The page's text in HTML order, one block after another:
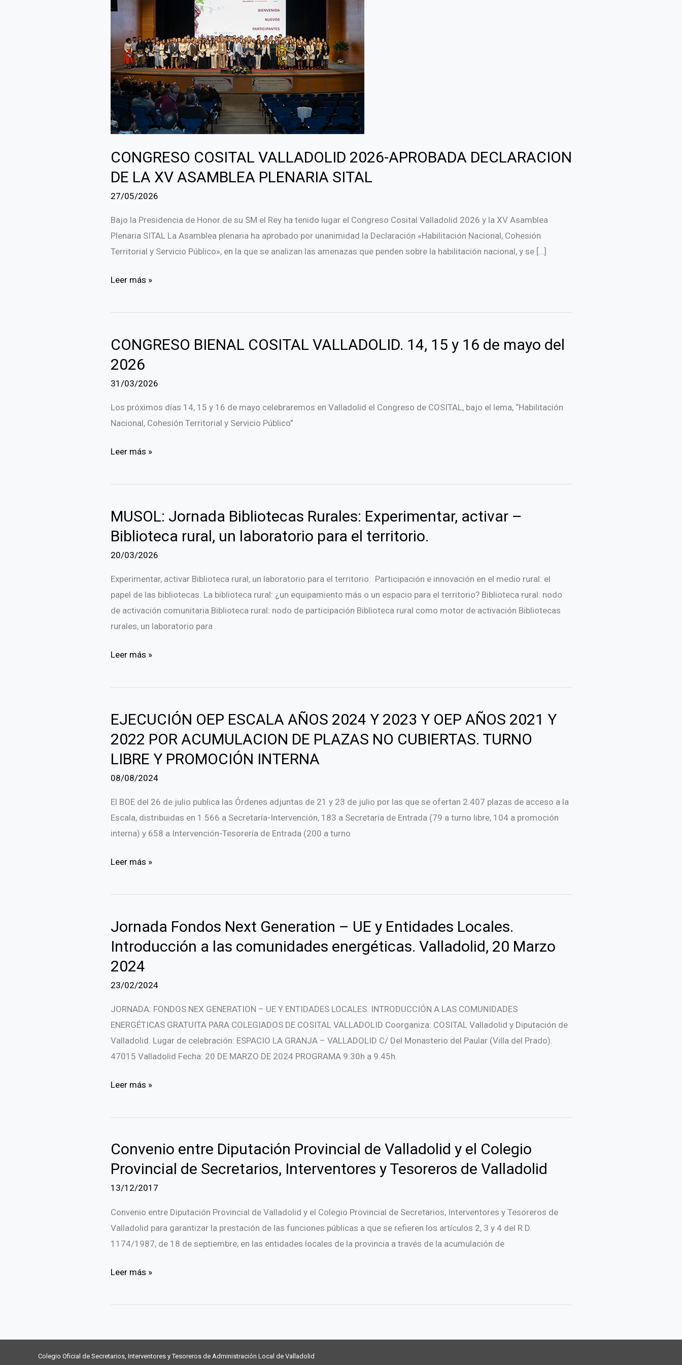
CONGRESO COSITAL VALLADOLID 2026-APROBADA DECLARACION
DE LA XV ASAMBLEA PLENARIA SITAL
27/05/2026
Bajo la Presidencia de Honor de su SM el Rey ha tenido lugar el Congreso Cosital Valladolid 2026 y la XV Asamblea
Plenaria SITAL La Asamblea plenaria ha aprobado por unanimidad la Declaración «Habilitación Nacional, Cohesión
Territorial y Servicio Público», en la que se analizan las amenazas que penden sobre la habilitación nacional, y se […]
CONGRESO
VALLADOLID
APROBADA
DECLARACION
LA
XV
ASAMBLEA
SITAL
Leer más »
CONGRESO BIENAL COSITAL VALLADOLID. 14, 15 y 16 de mayo del
2026
31/03/2026
Los próximos días 14, 15 y 16 de mayo celebraremos en Valladolid el Congreso de COSITAL, bajo el lema, “Habilitación
Nacional, Cohesión Territorial y Servicio Público”
CONGRESO
COSITAL VALLADOLID.
15
y
de
mayo
del
2026
Leer más »
MUSOL: Jornada Bibliotecas Rurales: Experimentar, activar –
Biblioteca rural, un laboratorio para el territorio.
20/03/2026
Experimentar, activar Biblioteca rural, un laboratorio para el territorio. Participación e innovación en el medio rural: el
papel de las bibliotecas. La biblioteca rural: ¿un equipamiento más o un espacio para el territorio? Biblioteca rural: nodo
de activación comunitaria Biblioteca rural: nodo de participación Biblioteca rural como motor de activación Bibliotecas
rurales, un laboratorio para
MUSOL:
Bibliotecas
Experimentar,
activar
Biblioteca
rural,
territorio.
Leer más »
EJECUCIÓN OEP ESCALA AÑOS 2024 Y 2023 Y OEP AÑOS 2021 Y
2022 POR ACUMULACION DE PLAZAS NO CUBIERTAS. TURNO
LIBRE Y PROMOCIÓN INTERNA
08/08/2024
El BOE del 26 de julio publica las Órdenes adjuntas de 21 y 23 de julio por las que se ofertan 2.407 plazas de acceso a la
Escala, distribuidas en 1.566 a Secretaría-Intervención, 183 a Secretaría de Entrada (79 a turno libre, 104 a promoción
interna) y 658 a Intervención-Tesorería de Entrada (200 a turno
EJECUCIÓN
ESCALA
2024
Y
Y
OEP
ACUMULACION
CUBIERTAS.
LIBRE
Y
PROMOCIÓN
INTERNA
Leer más »
Jornada Fondos Next Generation – UE y Entidades Locales.
Introducción a las comunidades energéticas. Valladolid, 20 Marzo
2024
23/02/2024
JORNADA: FONDOS NEX GENERATION – UE Y ENTIDADES LOCALES. INTRODUCCIÓN A LAS COMUNIDADES
ENERGÉTICAS GRATUITA PARA COLEGIADOS DE COSITAL VALLADOLID Coorganiza: COSITAL Valladolid y Diputación de
Valladolid. Lugar de celebración: ESPACIO LA GRANJA – VALLADOLID C/ Del Monasterio del Paular (Villa del Prado).
47015 Valladolid Fecha: 20 DE MARZO DE 2024 PROGRAMA 9:30h a 9.45h.
Jornada
Next
–
UE
Entidades
Locales.
Introducción
a
comunidades
Valladolid,
2024
Leer más »
Convenio entre Diputación Provincial de Valladolid y el Colegio
Provincial de Secretarios, Interventores y Tesoreros de Valladolid
13/12/2017
Convenio entre Diputación Provincial de Valladolid y el Colegio Provincial de Secretarios, Interventores y Tesoreros de
Valladolid para garantizar la prestación de las funciones públicas a que se refieren los artículos 2, 3 y 4 del R.D.
1174/1987, de 18 de septiembre, en las entidades locales de la provincia a través de la acumulación de
Convenio
Diputación
Leer más »
Colegio Oficial de Secretarios, Interventores y Tesoreros de Administración Local de Valladolid